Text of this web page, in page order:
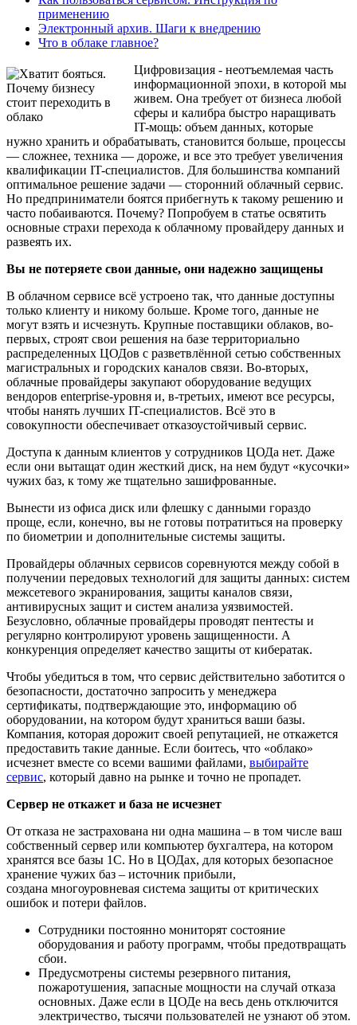
применению
Электронный архив. Шаги к внедрению
Что в облаке главное?
Цифровизация - неотъемлемая часть
информационной эпохи, в которой мы
живем. Она требует от бизнеса любой
сферы и калибра быстро наращивать
IT-мощь: объем данных, которые
нужно хранить и обрабатывать, становится больше, процессы
— сложнее, техника — дороже, и все это требует увеличения
квалификации IT-специалистов. Для большинства компаний
оптимальное решение задачи — сторонний облачный сервис.
Но предприниматели боятся прибегнуть к такому решению и
часто побаиваются. Почему? Попробуем в статье освятить
основные страхи перехода к облачному провайдеру данных и
развеять их.
Вы не потеряете свои данные, они надежно защищены
В облачном сервисе всё устроено так, что данные доступны
только клиенту и никому больше. Кроме того, данные не
могут взять и исчезнуть. Крупные поставщики облаков, во-
первых, строят свои решения на базе территориально
распределенных ЦОДов с разветвлённой сетью собственных
магистральных и городских каналов связи. Во-вторых,
облачные провайдеры закупают оборудование ведущих
вендоров enterprise-уровня и, в-третьих, имеют все ресурсы,
чтобы нанять лучших IT-специалистов. Всё это в
совокупности обеспечивает отказоустойчивый сервис.
Доступа к данным клиентов у сотрудников ЦОДа нет. Даже
если они вытащат один жесткий диск, на нем будут «кусочки»
чужих баз, к тому же тщательно зашифрованные.
Вынести из офиса диск или флешку с данными гораздо
проще, если, конечно, вы не готовы потратиться на проверку
по биометрии и дополнительные системы защиты.
Провайдеры облачных сервисов соревнуются между собой в
получении передовых технологий для защиты данных: систем
межсетевого экранирования, защиты каналов связи,
антивирусных защит и систем анализа уязвимостей.
Безусловно, облачные провайдеры проводят пентесты и
регулярно контролируют уровень защищенности. А
конкуренция определяет качество защиты от кибератак.
Чтобы убедиться в том, что сервис действительно заботится о
безопасности, достаточно запросить у менеджера
сертификаты, подтверждающие это, информацию об
оборудовании, на котором будут храниться ваши базы.
Компания, которая дорожит своей репутацией, не откажется
предоставить такие данные. Если боитесь, что «облако»
исчезнет вместе со всеми вашими файлами, выбирайте
сервис, который давно на рынке и точно не пропадет.
Сервер не откажет и база не исчезнет
От отказа не застрахована ни одна машина – в том числе ваш
собственный сервер или компьютер бухгалтера, на котором
хранятся все базы 1С. Но в ЦОДах, для которых безопасное
хранение чужих баз – источник прибыли,
создана многоуровневая система защиты от критических
ошибок и потери файлов.
Сотрудники постоянно мониторят состояние
оборудования и работу программ, чтобы предотвращать
сбои.
Предусмотрены системы резервного питания,
пожаротушения, запасные мощности на случай отказа
основных. Даже если в ЦОДе на весь день отключится
электричество, тысячи пользователей не узнают об этом.